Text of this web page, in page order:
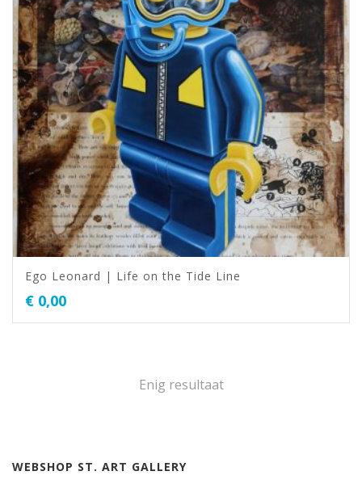
Ego Leonard | Life on the Tide Line
€ 0,00
Enig resultaat
WEBSHOP ST. ART GALLERY